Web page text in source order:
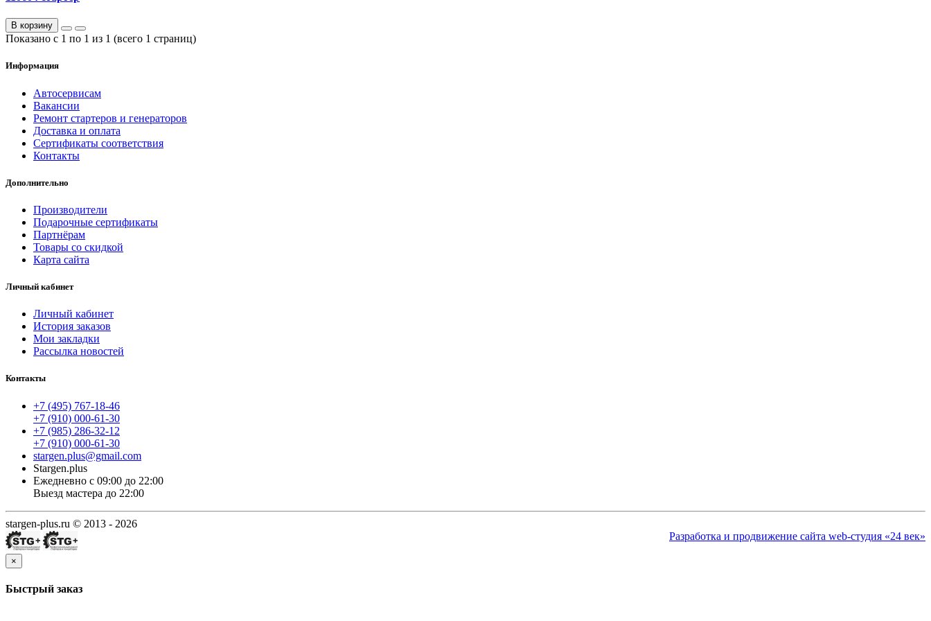
В корзину
Показано с 1 по 1 из 1 (всего 1 страниц)
Информация
Автосервисам
Вакансии
Ремонт стартеров и генераторов
Доставка и оплата
Сертификаты соответствия
Контакты
Дополнительно
Производители
Подарочные сертификаты
Партнёрам
Товары со скидкой
Карта сайта
Личный кабинет
Личный кабинет
История заказов
Мои закладки
Рассылка новостей
Контакты
+7 (495) 767-18-46
+7 (910) 000-61-30
+7 (985) 286-32-12
+7 (910) 000-61-30
stargen.plus@gmail.com
Stargen.plus
Ежедневно с 09:00 до 22:00
Выезд мастера до 22:00
stargen-plus.ru © 2013 - 2026
Разработка и продвижение сайта web-студия «24 век»
×
Быстрый заказ